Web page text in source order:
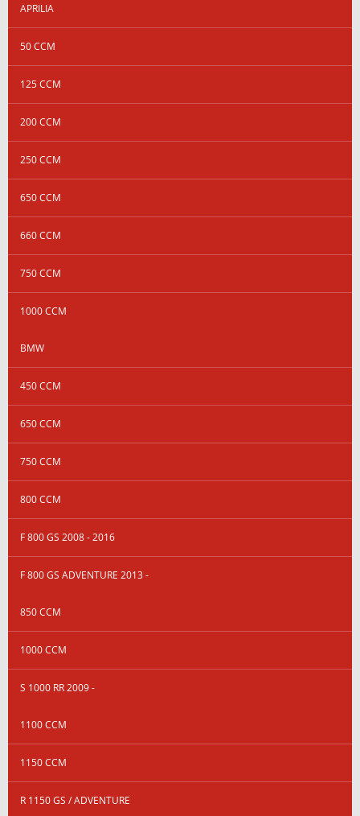
APRILIA
50 CCM
125 CCM
200 CCM
250 CCM
650 CCM
660 CCM
750 CCM
1000 CCM
BMW
450 CCM
650 CCM
750 CCM
800 CCM
F 800 GS 2008 - 2016
F 800 GS ADVENTURE 2013 -
850 CCM
1000 CCM
S 1000 RR 2009 -
1100 CCM
1150 CCM
R 1150 GS / ADVENTURE